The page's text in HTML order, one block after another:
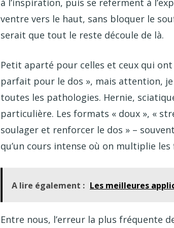
ventre vers le haut, sans bloquer le
serait que tout le reste découle de là.
Petit aparté pour celles et ceux qui
parfait pour le dos », mais attention,
toutes les pathologies. Hernie,
particulière. Les formats « doux », «
soulager et renforcer le dos » –
qu’un cours intense où on multiplie
A lire également : Les meilleures
Entre nous, l’erreur la plus fréquente